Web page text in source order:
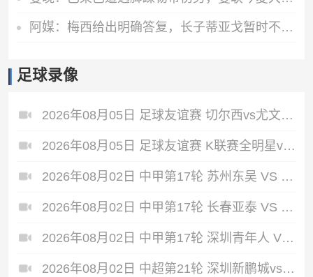
阿媒：梅西给出明确答复，长子蒂亚戈暂时不会前往拉玛西亚青训
足球录像
2026年08月05日 足球友谊赛 切尔西vs尤文图斯 全场录像
2026年08月05日 足球友谊赛 K联赛全明星vs曼城 全场录像
2026年08月02日 中甲第17轮 苏州东吴 VS 梅州客家 全场录像
2026年08月02日 中甲第17轮 长春亚泰 VS 石家庄功夫 全场录像
2026年08月02日 中甲第17轮 深圳青年人 VS 无锡吴钩 全场录像
2026年08月02日 中超第21轮 深圳新鹏城vs重庆铜梁龙 全场录像